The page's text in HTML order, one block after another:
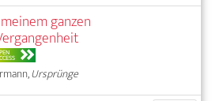
ganzen
Ursprünge